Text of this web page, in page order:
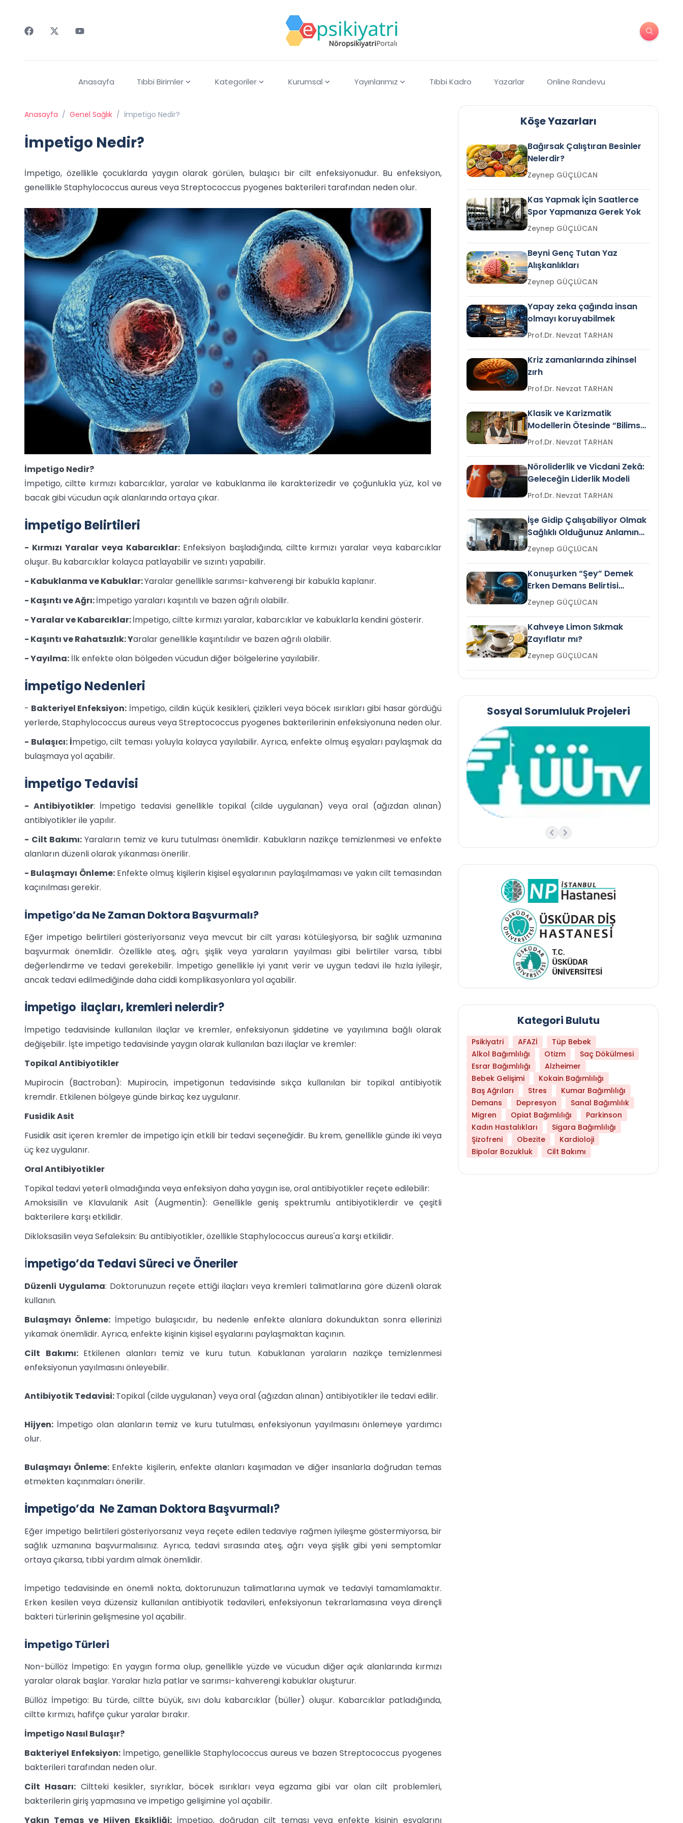
Anasayfa Tıbbi Birimler Kategoriler Kurumsal Yayınlarımız Tıbbi Kadro Yazarlar Online Randevu
Anasayfa / Genel Sağlık / İmpetigo Nedir?
İmpetigo Nedir?
İmpetigo, özellikle çocuklarda yaygın olarak görülen, bulaşıcı bir cilt enfeksiyonudur. Bu enfeksiyon,
genellikle Staphylococcus aureus veya Streptococcus pyogenes bakterileri tarafından neden olur.
İmpetigo Nedir?
İmpetigo, ciltte kırmızı kabarcıklar, yaralar ve kabuklanma ile karakterizedir ve çoğunlukla yüz, kol ve
bacak gibi vücudun açık alanlarında ortaya çıkar.
İmpetigo Belirtileri
- Kırmızı Yaralar veya Kabarcıklar: Enfeksiyon başladığında, ciltte kırmızı yaralar veya kabarcıklar
oluşur. Bu kabarcıklar kolayca patlayabilir ve sızıntı yapabilir.
- Kabuklanma ve Kabuklar:Yaralar genellikle sarımsı-kahverengi bir kabukla kaplanır.
- Kaşıntı ve Ağrı:İmpetigo yaraları kaşıntılı ve bazen ağrılı olabilir.
- Yaralar ve Kabarcıklar:İmpetigo, ciltte kırmızı yaralar, kabarcıklar ve kabuklarla kendini gösterir.
- Kaşıntı ve Rahatsızlık: Yaralar genellikle kaşıntılıdır ve bazen ağrılı olabilir.
- Yayılma: İlk enfekte olan bölgeden vücudun diğer bölgelerine yayılabilir.
İmpetigo Nedenleri
- Bakteriyel Enfeksiyon: İmpetigo, cildin küçük kesikleri, çizikleri veya böcek ısırıkları gibi hasar gördüğü
yerlerde, Staphylococcus aureus veya Streptococcus pyogenes bakterilerinin enfeksiyonuna neden olur.
- Bulaşıcı: İmpetigo, cilt teması yoluyla kolayca yayılabilir. Ayrıca, enfekte olmuş eşyaları paylaşmak da
bulaşmaya yol açabilir.
İmpetigo Tedavisi
- Antibiyotikler: İmpetigo tedavisi genellikle topikal (cilde uygulanan) veya oral (ağızdan alınan)
antibiyotikler ile yapılır.
- Cilt Bakımı: Yaraların temiz ve kuru tutulması önemlidir. Kabukların nazikçe temizlenmesi ve enfekte
alanların düzenli olarak yıkanması önerilir.
- Bulaşmayı Önleme:Enfekte olmuş kişilerin kişisel eşyalarının paylaşılmaması ve yakın cilt temasından
kaçınılması gerekir.
İmpetigo’da Ne Zaman Doktora Başvurmalı?
Eğer impetigo belirtileri gösteriyorsanız veya mevcut bir cilt yarası kötüleşiyorsa, bir sağlık uzmanına
başvurmak önemlidir. Özellikle ateş, ağrı, şişlik veya yaraların yayılması gibi belirtiler varsa, tıbbi
değerlendirme ve tedavi gerekebilir. İmpetigo genellikle iyi yanıt verir ve uygun tedavi ile hızla iyileşir,
ancak tedavi edilmediğinde daha ciddi komplikasyonlara yol açabilir.
İmpetigo ilaçları, kremleri nelerdir?
İmpetigo tedavisinde kullanılan ilaçlar ve kremler, enfeksiyonun şiddetine ve yayılımına bağlı olarak
değişebilir. İşte impetigo tedavisinde yaygın olarak kullanılan bazı ilaçlar ve kremler:
Topikal Antibiyotikler
Mupirocin (Bactroban): Mupirocin, impetigonun tedavisinde sıkça kullanılan bir topikal antibiyotik
kremdir. Etkilenen bölgeye günde birkaç kez uygulanır.
Fusidik Asit
Fusidik asit içeren kremler de impetigo için etkili bir tedavi seçeneğidir. Bu krem, genellikle günde iki veya
üç kez uygulanır.
Oral Antibiyotikler
Topikal tedavi yeterli olmadığında veya enfeksiyon daha yaygın ise, oral antibiyotikler reçete edilebilir:
Amoksisilin ve Klavulanik Asit (Augmentin): Genellikle geniş spektrumlu antibiyotiklerdir ve çeşitli
bakterilere karşı etkilidir.
Dikloksasilin veya Sefaleksin: Bu antibiyotikler, özellikle Staphylococcus aureus'a karşı etkilidir.
İmpetigo’da Tedavi Süreci ve Öneriler
Düzenli Uygulama: Doktorunuzun reçete ettiği ilaçları veya kremleri talimatlarına göre düzenli olarak
kullanın.
Bulaşmayı Önleme: İmpetigo bulaşıcıdır, bu nedenle enfekte alanlara dokunduktan sonra ellerinizi
yıkamak önemlidir. Ayrıca, enfekte kişinin kişisel eşyalarını paylaşmaktan kaçının.
Cilt Bakımı: Etkilenen alanları temiz ve kuru tutun. Kabuklanan yaraların nazikçe temizlenmesi
enfeksiyonun yayılmasını önleyebilir.
Antibiyotik Tedavisi:Topikal (cilde uygulanan) veya oral (ağızdan alınan) antibiyotikler ile tedavi edilir.
Hijyen: İmpetigo olan alanların temiz ve kuru tutulması, enfeksiyonun yayılmasını önlemeye yardımcı
olur.
Bulaşmayı Önleme: Enfekte kişilerin, enfekte alanları kaşımadan ve diğer insanlarla doğrudan temas
etmekten kaçınmaları önerilir.
İmpetigo’da Ne Zaman Doktora Başvurmalı?
Eğer impetigo belirtileri gösteriyorsanız veya reçete edilen tedaviye rağmen iyileşme göstermiyorsa, bir
sağlık uzmanına başvurmalısınız. Ayrıca, tedavi sırasında ateş, ağrı veya şişlik gibi yeni semptomlar
ortaya çıkarsa, tıbbi yardım almak önemlidir.
İmpetigo tedavisinde en önemli nokta, doktorunuzun talimatlarına uymak ve tedaviyi tamamlamaktır.
Erken kesilen veya düzensiz kullanılan antibiyotik tedavileri, enfeksiyonun tekrarlamasına veya dirençli
bakteri türlerinin gelişmesine yol açabilir.
İmpetigo Türleri
Non-büllöz İmpetigo: En yaygın forma olup, genellikle yüzde ve vücudun diğer açık alanlarında kırmızı
yaralar olarak başlar. Yaralar hızla patlar ve sarımsı-kahverengi kabuklar oluşturur.
Büllöz İmpetigo: Bu türde, ciltte büyük, sıvı dolu kabarcıklar (büller) oluşur. Kabarcıklar patladığında,
ciltte kırmızı, hafifçe çukur yaralar bırakır.
İmpetigo Nasıl Bulaşır?
Bakteriyel Enfeksiyon: İmpetigo, genellikle Staphylococcus aureus ve bazen Streptococcus pyogenes
bakterileri tarafından neden olur.
Cilt Hasarı:Ciltteki kesikler, sıyrıklar, böcek ısırıkları veya egzama gibi var olan cilt problemleri,
bakterilerin giriş yapmasına ve impetigo gelişimine yol açabilir.
Yakın Temas ve Hijyen Eksikliği:İmpetigo, doğrudan cilt teması veya enfekte kişinin eşyalarını
Köşe Yazarları
Bağırsak Çalıştıran Besinler
Nelerdir?
Zeynep GÜÇLÜCAN
Kas Yapmak İçin Saatlerce
Spor Yapmanıza Gerek Yok
Zeynep GÜÇLÜCAN
Beyni Genç Tutan Yaz
Alışkanlıkları
Zeynep GÜÇLÜCAN
Yapay zeka çağında insan
olmayı koruyabilmek
Prof.Dr. Nevzat TARHAN
Kriz zamanlarında zihinsel
zırh
Prof.Dr. Nevzat TARHAN
Klasik ve Karizmatik
Modellerin Ötesinde “Bilimsel
Liderlik”
Prof.Dr. Nevzat TARHAN
Nöroliderlik ve Vicdani Zekâ:
Geleceğin Liderlik Modeli
Prof.Dr. Nevzat TARHAN
İşe Gidip Çalışabiliyor Olmak
Sağlıklı Olduğunuz Anlamına
Gelir mi?Zeynep GÜÇLÜCAN
Konuşurken “Şey” Demek
Erken Demans Belirtisi
Olabilir mi?Zeynep GÜÇLÜCAN
Kahveye Limon Sıkmak
Zayıflatır mı?
Zeynep GÜÇLÜCAN
Sosyal Sorumluluk Projeleri
Kategori Bulutu
Psikiyatri AFAZİ
Tüp Bebek
Alkol Bağımlılığı
Otizm
Saç Dökülmesi
Esrar Bağımlılığı
Alzheimer
Bebek Gelişimi
Kokain Bağımlılığı
Baş Ağrıları
Stres
Kumar Bağımlılığı
Demans
Depresyon
Sanal Bağımlılık
Migren
Opiat Bağımlılığı
Parkinson
Kadın Hastalıkları
Sigara Bağımlılığı
Şizofreni
Obezite
Kardioloji
Bipolar Bozukluk
Cilt Bakımı